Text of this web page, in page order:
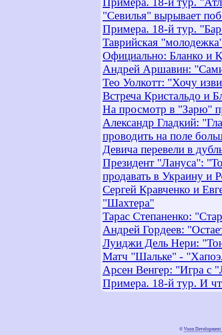
"Севилья" вырывает
Примера. 18-й тур.
Таврийская
Официально: Бланко и
Андрей Аршавин:
Тео Уолкотт: "Хочу
Встреча Кристальдо и
На просмотр в "Зарю"
Александр Гладкий:
проводить на поле
Девича перевели в
Президент "Лануса":
продавать в Украину и
Сергей Кравченко и
"Шахтера"
Тарас Степаненко:
Андрей Гордеев:
Луиджи Дель Нери:
Матч "Шальке" -
Арсен Венгер: "Игра с
Примера. 18-й тур. И
© Voon Development